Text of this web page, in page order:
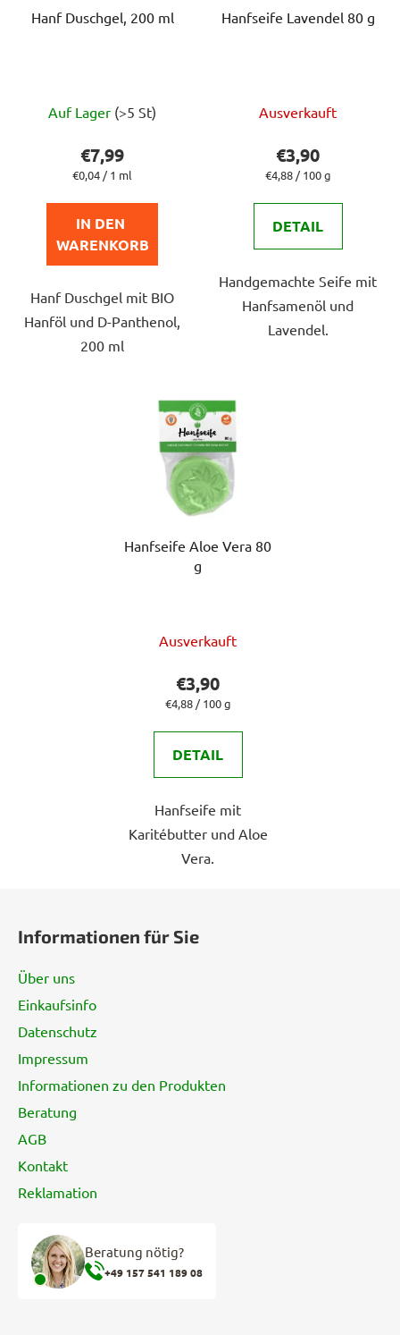
Hanf Duschgel, 200 ml
durchschnittliche
Produktbewertung
ist
von
5
Sternen.
Auf Lager (>5 St)
€7,99
Verkaufspreis:
€0,04 / 1 ml
IN DEN
WARENKORB
Hanf Duschgel mit BIO
Hanföl und D-Panthenol,
200 ml
Hanfseife Lavendel 80 g
ist
von
Ausverkauft
€3,90
Verkaufspreis:
€4,88 / 100 g
DETAIL
Handgemachte Seife mit
Hanfsamenöl und
Lavendel.
Hanfseife Aloe Vera 80
g
durchschnittliche
Produktbewertung
ist
von
Ausverkauft
€3,90
Verkaufspreis:
€4,88 / 100 g
DETAIL
Hanfseife mit
Karitébutter und Aloe
Vera.
Informationen für Sie
Über uns
Einkaufsinfo
Datenschutz
Impressum
Informationen zu den Produkten
Beratung
AGB
Kontakt
Reklamation
Beratung nötig?
+49 157 541 189 08